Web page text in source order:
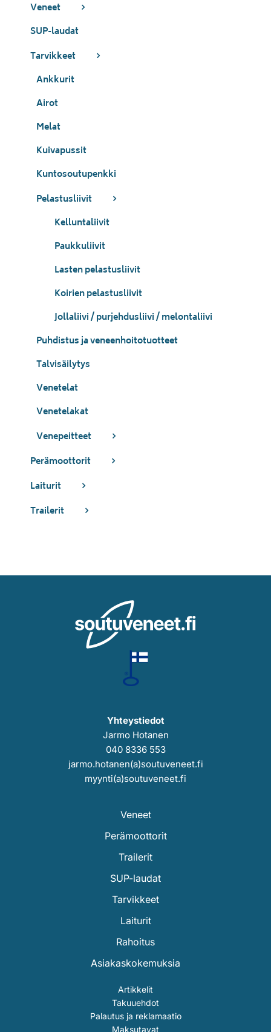
Veneet
SUP-laudat
Tarvikkeet
Ankkurit
Airot
Melat
Kuivapussit
Kuntosoutupenkki
Pelastusliivit
Kelluntaliivit
Paukkuliivit
Lasten pelastusliivit
Koirien pelastusliivit
Jollaliivi / purjehdusliivi / melontaliivi
Puhdistus ja veneenhoitotuotteet
Talvisäilytys
Venetelat
Venetelakat
Venepeitteet
Perämoottorit
Laiturit
Trailerit
Yhteystiedot
Jarmo Hotanen
040 8336 553
jarmo.hotanen(a)soutuveneet.fi
myynti(a)soutuveneet.fi
Veneet
Perämoottorit
Trailerit
SUP-laudat
Tarvikkeet
Laiturit
Rahoitus
Asiakaskokemuksia
Artikkelit
Takuuehdot
Palautus ja reklamaatio
Maksutavat